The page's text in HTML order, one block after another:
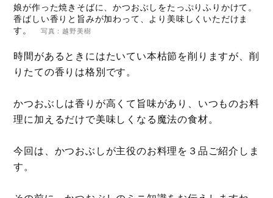
娘が作った焼きそばに、かつおぶしをたっぷりふりかけて。
香ばしい香りと旨みが加わって、より美味しくいただけま
す。
写真：越野美樹
時間があるときにはたいてい本枯節を削りますが、削
りたての香りは格別です。
かつおぶしは香りが高くて旨味があり、いつものお料
理に加えるだけで美味しくなる魔法の食材。
今回は、かつおぶしが主役のお料理を３品ご紹介しま
す。